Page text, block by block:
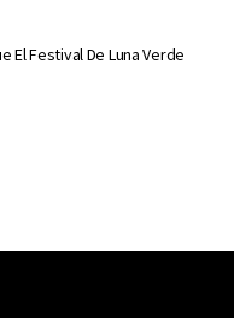
El Festival De Luna Verde